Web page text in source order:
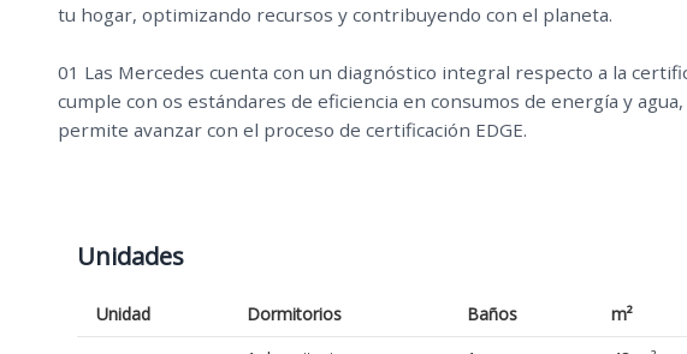
tu hogar, optimizando recursos y contribuyendo con el planeta.
01 Las Mercedes cuenta con un diagnóstico integral respecto a la
cumple con os estándares de eficiencia en consumos de energía y
permite avanzar con el proceso de certificación EDGE.
Unidades
Unidad Dormitorios Baños m²